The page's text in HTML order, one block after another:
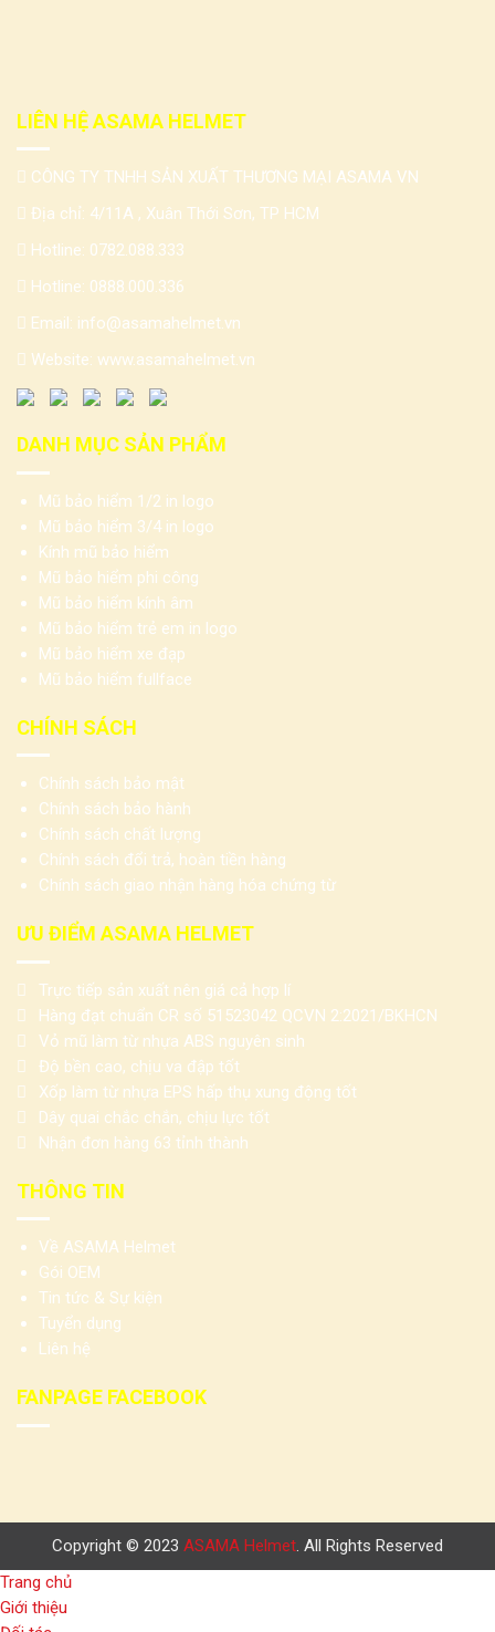
LIÊN HỆ ASAMA HELMET
CÔNG TY TNHH SẢN XUẤT THƯƠNG MẠI ASAMA VN
Địa chỉ: 4/11A , Xuân Thới Sơn, TP HCM
Hotline: 0782.088.333
Hotline: 0888.000.336
Email: info@asamahelmet.vn
Website: www.asamahelmet.vn
DANH MỤC SẢN PHẨM
Mũ bảo hiểm 1/2 in logo
Mũ bảo hiểm 3/4 in logo
Kính mũ bảo hiểm
Mũ bảo hiểm phi công
Mũ bảo hiểm kính âm
Mũ bảo hiểm trẻ em in logo
Mũ bảo hiểm xe đạp
Mũ bảo hiểm fullface
CHÍNH SÁCH
Chính sách bảo mật
Chính sách bảo hành
Chính sách chất lượng
Chính sách đổi trả, hoàn tiền hàng
Chính sách giao nhận hàng hóa chứng từ
ƯU ĐIỂM ASAMA HELMET
Trực tiếp sản xuất nên giá cả hợp lí
Hàng đạt chuẩn CR số 51523042 QCVN 2:2021/BKHCN
Vỏ mũ làm từ nhựa ABS nguyên sinh
Độ bền cao, chịu va đập tốt
Xốp làm từ nhựa EPS hấp thụ xung động tốt
Dây quai chắc chắn, chịu lực tốt
Nhận đơn hàng 63 tỉnh thành
THÔNG TIN
Về ASAMA Helmet
Gói OEM
Tin tức & Sự kiện
Tuyển dụng
Liên hệ
FANPAGE FACEBOOK
Copyright © 2023 ASAMA Helmet . All Rights Reserved
Trang chủ
Giới thiệu